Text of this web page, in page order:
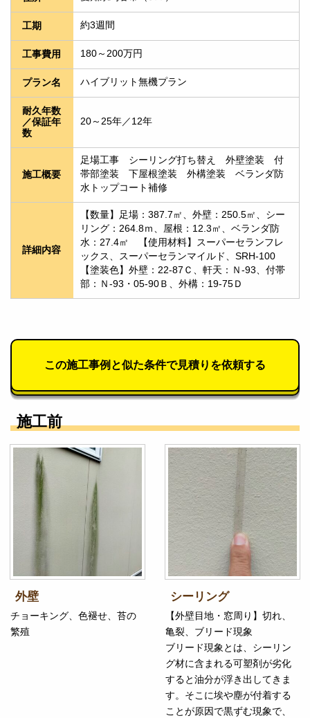
工期 約3週間
工事費用 180～200万円
プラン名 ハイブリット無機プラン
耐久年数
／保証年
数
20～25年／12年
施工概要
足場工事　シーリング打ち替え　外壁塗装　付
帯部塗装　下屋根塗装　外構塗装　ベランダ防
水トップコート補修
詳細内容
【数量】足場：387.7㎡、外壁：250.5㎡、シー
リング：264.8ｍ、屋根：12.3㎡、ベランダ防
水：27.4㎡　【使用材料】スーパーセランフレ
ックス、スーパーセランマイルド、SRH-100
【塗装色】外壁：22-87Ｃ、軒天：Ｎ-93、付帯
部：Ｎ-93・05-90Ｂ、外構：19-75Ｄ
この施工事例と似た条件で見積りを依頼する
施工前
外壁
チョーキング、色褪せ、苔の
繁殖
シーリング
【外壁目地・窓周り】切れ、
亀裂、ブリード現象
ブリード現象とは、シーリン
グ材に含まれる可塑剤が劣化
すると油分が浮き出してきま
す。そこに埃や塵が付着する
ことが原因で黒ずむ現象で、